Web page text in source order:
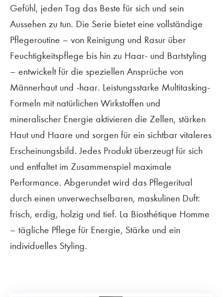
Gefühl, jeden Tag das Beste für sich und sein
Aussehen zu tun. Die Serie bietet eine vollständige
Pflegeroutine – von Reinigung und Rasur über
Feuchtigkeitspflege bis hin zu Haar- und Bartstyling
– entwickelt für die speziellen Ansprüche von
Männerhaut und -haar. Leistungsstarke Multitasking-
Formeln mit natürlichen Wirkstoffen und
mineralischer Energie aktivieren die Zellen, stärken
Haut und Haare und sorgen für ein sichtbar vitaleres
Erscheinungsbild. Jedes Produkt überzeugt für sich
und entfaltet im Zusammenspiel maximale
Performance. Abgerundet wird das Pflegeritual
durch einen unverwechselbaren, maskulinen Duft:
frisch, erdig, holzig und tief. La Biosthétique Homme
– tägliche Pflege für Energie, Stärke und ein
individuelles Styling.